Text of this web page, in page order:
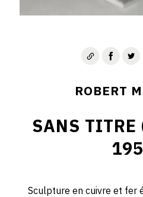
ROBERT
SANS
Sculpture en cuivre et fer